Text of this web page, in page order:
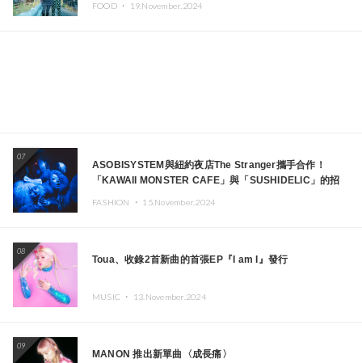
FOOD ・ 19.November.2024
07
ASOBISYSTEM與紐約夜店The Stranger攜手合作！
「KAWAII MONSTER CAFE」與「SUSHIDELIC」的招
FASHION ・ 15.November.2024
08
Toua、收錄2首新曲的首張EP『I am I』發行
MUSIC ・ 13.November.2024
09
MANON 推出新單曲〈成長痛〉